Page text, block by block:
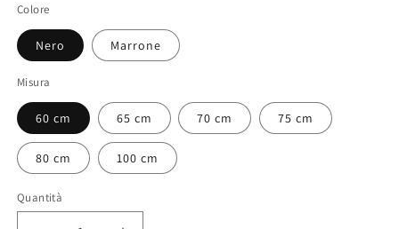
Colore
Nero Marrone
Misura
60 cm 65 cm 70 cm 75 cm
80 cm 100 cm
Quantità